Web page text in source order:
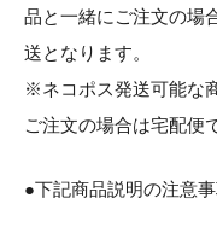
品と一緒にご注文の場
送となります。
※ネコポス発送可能な
ご注文の場合は宅配便
●下記商品説明の注意